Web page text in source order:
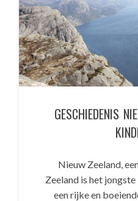
GESCHIEDENIS
Nieuw Zeeland,
Zeeland is het
een rijke en